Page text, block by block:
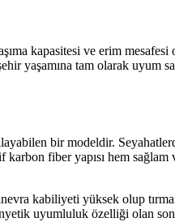
kapasitesi ve erim
yaşamına tam olarak uyum
bir modeldir.
fiber yapısı hem sağlam
kabiliyeti yüksek olup
uyumluluk özelliği olan